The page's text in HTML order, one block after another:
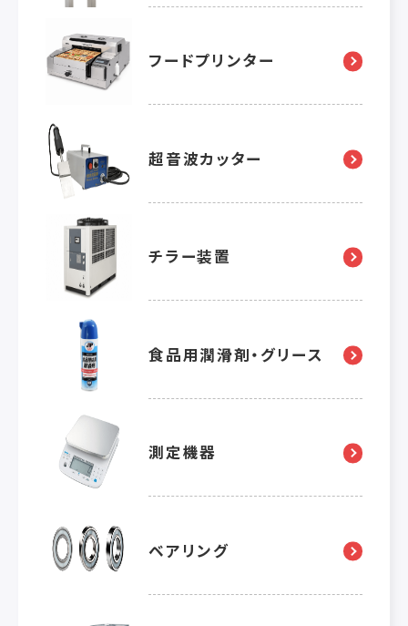
フードプリンター
超音波カッター
チラー装置
食品用潤滑剤・グリース
測定機器
ベアリング